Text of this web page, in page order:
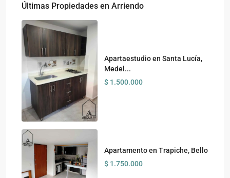
Últimas Propiedades en Arriendo
Apartaestudio en Santa Lucía,
Medel...
$ 1.500.000
Apartamento en Trapiche, Bello
$ 1.750.000